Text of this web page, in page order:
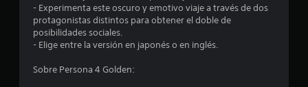
- Experimenta este oscuro y emotivo viaje a través de dos
protagonistas distintos para obtener el doble de
posibilidades sociales.
- Elige entre la versión en japonés o en inglés.
Sobre Persona 4 Golden: